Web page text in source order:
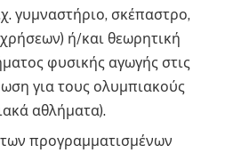
γυμναστήριο, σκέπαστρο,
ή/και θεωρητική
φυσικής αγωγής στις
για τους ολυμπιακούς
αθλήματα).
προγραμματισμένων